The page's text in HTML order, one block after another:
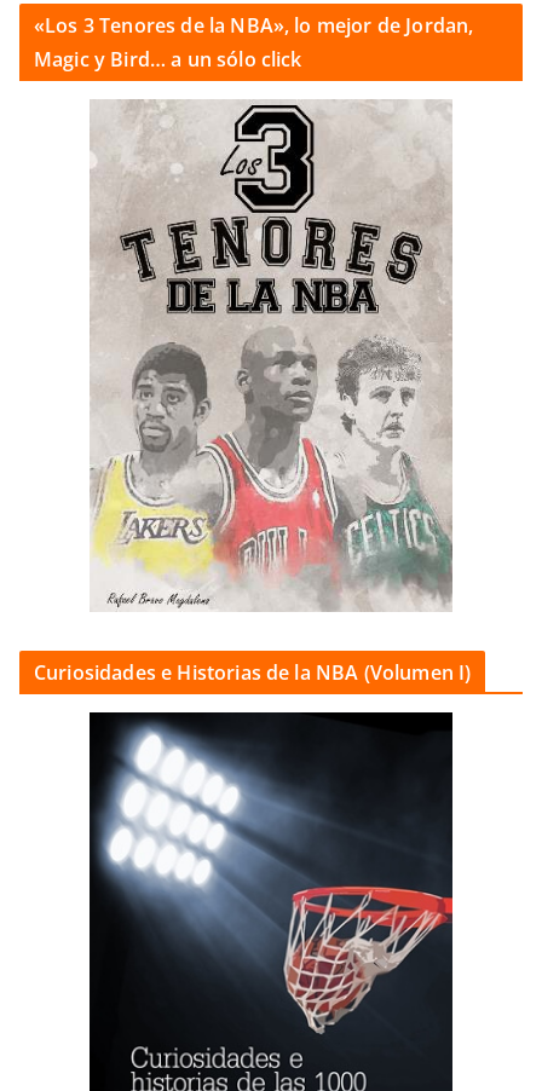
«Los 3 Tenores de la NBA», lo mejor de Jordan,
Magic y Bird… a un sólo click
Curiosidades e Historias de la NBA (Volumen I)